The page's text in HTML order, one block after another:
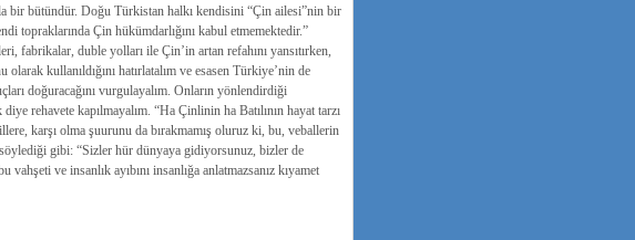
bir bütündür. Doğu Türkistan halkı kendisini “Çin ailesi”nin bir
topraklarında Çin hükümdarlığını kabul etmemektedir.”
fabrikalar, duble yolları ile Çin’in artan refahını yansıtırken,
kullanıldığını hatırlatalım ve esasen Türkiye’nin de
doğuracağını vurgulayalım. Onların yönlendirdiği
rehavete kapılmayalım. “Ha Çinlinin ha Batılının hayat tarzı
karşı olma şuurunu da bırakmamış oluruz ki, bu, veballerin
gibi: “Sizler hür dünyaya gidiyorsunuz, bizler de
ve insanlık ayıbını insanlığa anlatmazsanız kıyamet